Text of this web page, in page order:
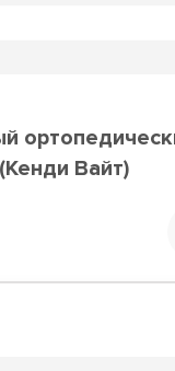
Вайт)